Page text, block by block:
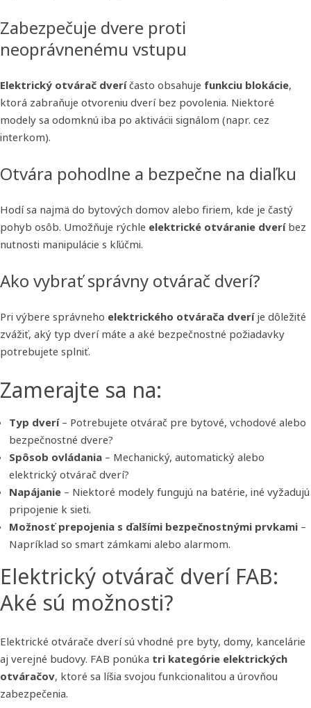
Zabezpečuje dvere proti
neoprávnenému vstupu
Elektrický otvárač dveríčasto obsahuje funkciu blokácie,
ktorá zabraňuje otvoreniu dverí bez povolenia. Niektoré
modely sa odomknú iba po aktivácii signálom (napr. cez
interkom).
Otvára pohodlne a bezpečne na diaľku
Hodí sa najmä do bytových domov alebo firiem, kde je častý
pohyb osôb. Umožňuje rýchle elektrické otváranie dveríbez
nutnosti manipulácie s kľúčmi.
Ako vybrať správny otvárač dverí?
Pri výbere správneho elektrického otvárača dveríje dôležité
zvážiť, aký typ dverí máte a aké bezpečnostné požiadavky
potrebujete splniť.
Zamerajte sa na:
Typ dverí– Potrebujete otvárač pre bytové, vchodové alebo
bezpečnostné dvere?
Spôsob ovládania– Mechanický, automatický alebo
elektrický otvárač dverí?
Napájanie– Niektoré modely fungujú na batérie, iné vyžadujú
pripojenie k sieti.
Možnosť prepojenia s ďalšími bezpečnostnými prvkami–
Napríklad so smart zámkami alebo alarmom.
Elektrický otvárač dverí FAB:
Aké sú možnosti?
Elektrické otvárače dverí sú vhodné pre byty, domy, kancelárie
aj verejné budovy. FAB ponúka tri kategórie elektrických
otváračov, ktoré sa líšia svojou funkcionalitou a úrovňou
zabezpečenia.